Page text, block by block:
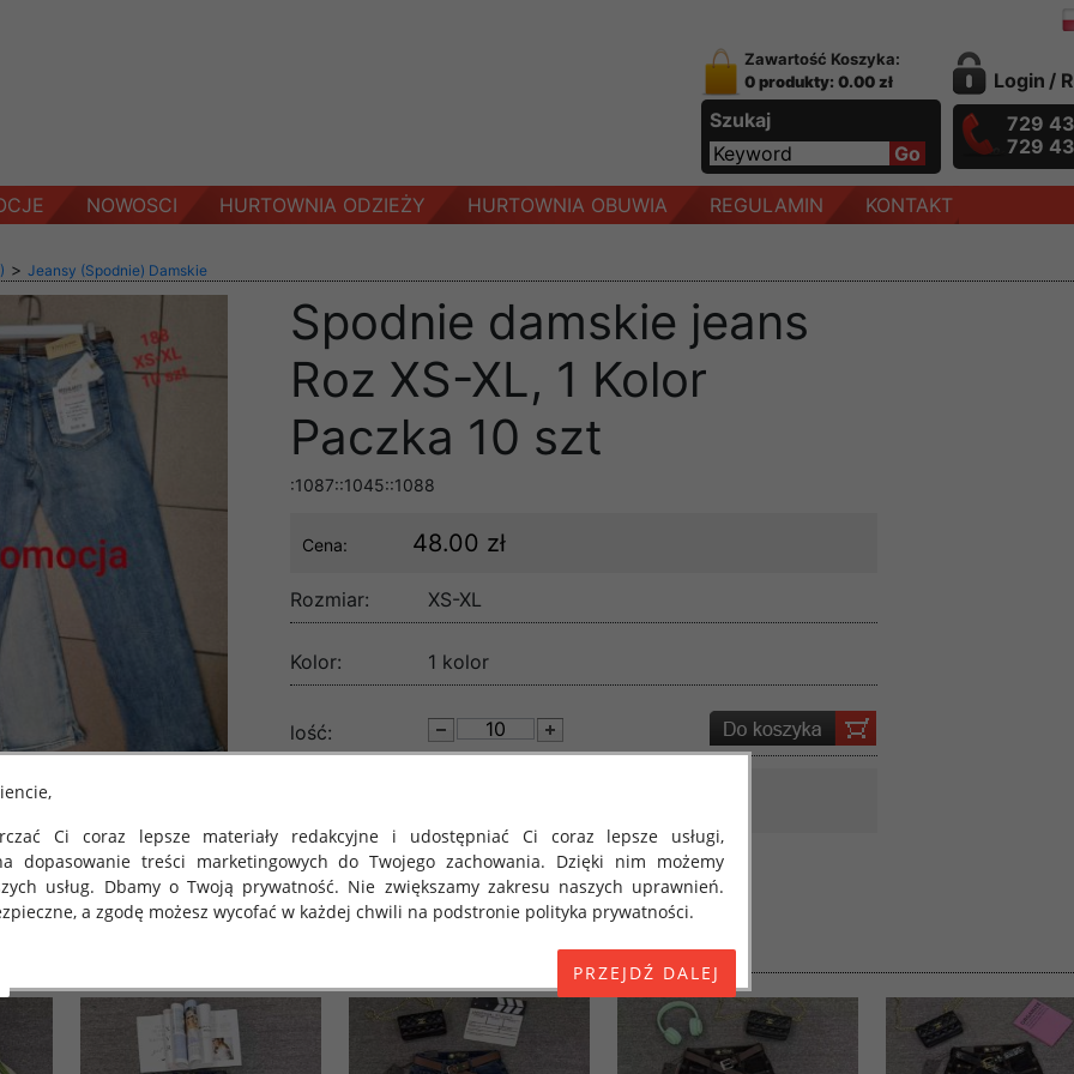
Zawartość Koszyka:
0 produkty: 0.00 zł
Szukaj
Login /
729
729
NOWOSCI HURTOWNIA ODZIEŻY HURTOWNIA OBUWIA REGULAMIN KONTAKT
> Jeansy (Spodnie) Damskie
Spodnie damskie jeans
Roz XS-XL, 1 Kolor
Paczka 10 szt
:1087::1045::1088
Cena: 48.00 zł
Rozmiar: XS-XL
Kolor: 1 kolor
lość:
Ci coraz lepsze materiały redakcyjne i udostępniać Ci coraz lepsze usługi,
dopasowanie treści marketingowych do Twojego zachowania. Dzięki nim możemy
usług. Dbamy o Twoją prywatność. Nie zwiększamy zakresu naszych uprawnień.
a zgodę możesz wycofać w każdej chwili na podstronie polityka prywatności.
obowiązuje Rozporządzenie Parlamentu Europejskiego i Rady (UE) 2016/679 z dnia 27
ochrony osób fizycznych w związku z przetwarzaniem danych osobowych i w sprawie
takich danych oraz uchylenia dyrektywy 95/46/WE (określane jako "RODO", "ORODO",
o Ochronie Danych"). W związku z tym chcielibyśmy poinformować Cię o
danych oraz zasadach, na jakich odbywa się to po dniu 25 maja 2018 roku. Poniżej